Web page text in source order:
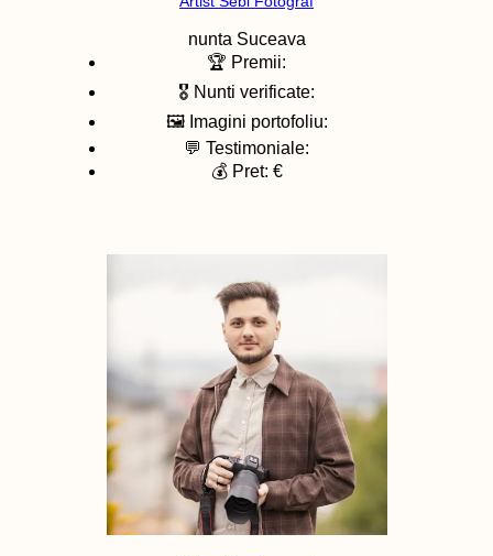
nunta Suceava
🏆 Premii:
🎖️ Nunti verificate:
🖼️ Imagini portofoliu:
💬 Testimoniale:
💰 Pret: €